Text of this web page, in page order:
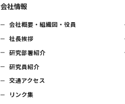
会社情報
会社概要・組織図・役員
社長挨拶
研究部署紹介
研究員紹介
交通アクセス
リンク集